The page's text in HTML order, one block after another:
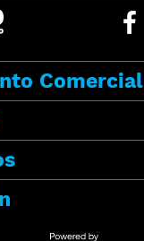
Comercial